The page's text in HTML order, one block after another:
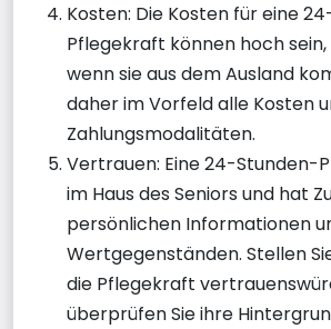
Kosten: Die Kosten für eine
Pflegekraft können hoch
wenn sie aus dem Ausland
daher im Vorfeld alle Kosten
Zahlungsmodalitäten.
Vertrauen: Eine 24-Stunden-
im Haus des Seniors und hat
persönlichen Informationen
Wertgegenständen. Stellen
die Pflegekraft
überprüfen Sie ihre